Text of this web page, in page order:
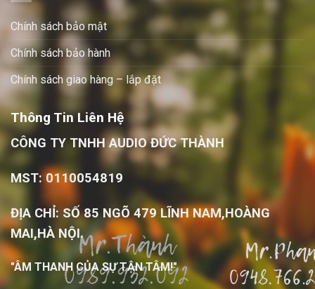
Chính sách bảo mật
Chính sách bảo hành
Chính sách giao hàng – lắp đặt
Thông Tin Liên Hệ
CÔNG TY TNHH AUDIO ĐỨC THÀNH
MST: 0110054819
ĐỊA CHỈ: SỐ 85 NGÕ 479 LĨNH NAM,HOÀNG
MAI,HÀ NỘI.
"ÂM THANH CỦA SỰ TẬN TÂM!"